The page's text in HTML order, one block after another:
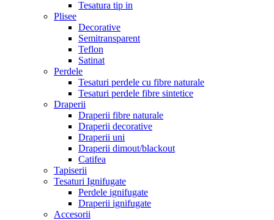
Tesatura tip in
Plisee
Decorative
Semitransparent
Teflon
Satinat
Perdele
Tesaturi perdele cu fibre naturale
Tesaturi perdele fibre sintetice
Draperii
Draperii fibre naturale
Draperii decorative
Draperii uni
Draperii dimout/blackout
Catifea
Tapiserii
Tesaturi Ignifugate
Perdele ignifugate
Draperii ignifugate
Accesorii